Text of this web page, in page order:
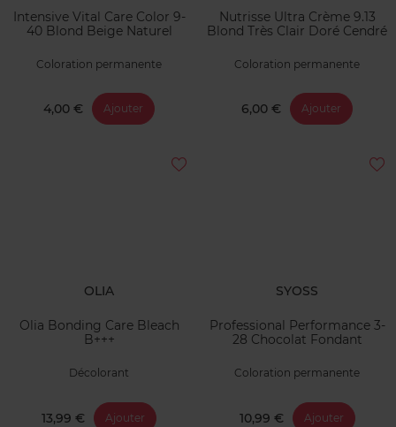
Intensive Vital Care Color 9-
40 Blond Beige Naturel
Coloration permanente
4,00 € Ajouter
Nutrisse Ultra Crème 9.13
Blond Très Clair Doré Cendré
Coloration permanente
6,00 € Ajouter
OLIA
Olia Bonding Care Bleach
B+++
Décolorant
13,99 € Ajouter
SYOSS
Professional Performance 3-
28 Chocolat Fondant
Coloration permanente
10,99 € Ajouter